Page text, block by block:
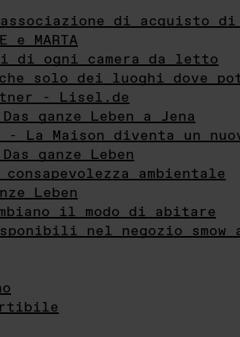
di acquisto di
e MARTA
di ogni camera da letto
che solo dei luoghi dove
- Lisel.de
ganze Leben a Jena
- La Maison diventa un
ganze Leben
ambientale
Leben
il modo di abitare
nel negozio smow